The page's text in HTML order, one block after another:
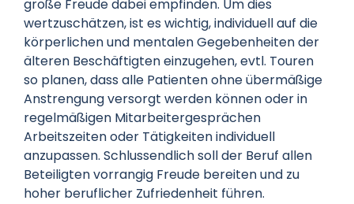
große Freude dabei empfinden. Um dies
wertzuschätzen, ist es wichtig, individuell auf die
körperlichen und mentalen Gegebenheiten der
älteren Beschäftigten einzugehen, evtl. Touren
so planen, dass alle Patienten ohne übermäßige
Anstrengung versorgt werden können oder in
regelmäßigen Mitarbeitergesprächen
Arbeitszeiten oder Tätigkeiten individuell
anzupassen. Schlussendlich soll der Beruf allen
Beteiligten vorrangig Freude bereiten und zu
hoher beruflicher Zufriedenheit führen.